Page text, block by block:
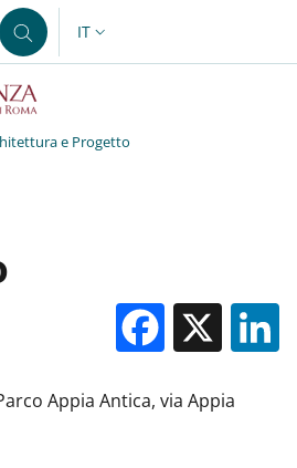
SELETTORE LINGUA:
IT
e Progetto
X
Appia Antica, via Appia